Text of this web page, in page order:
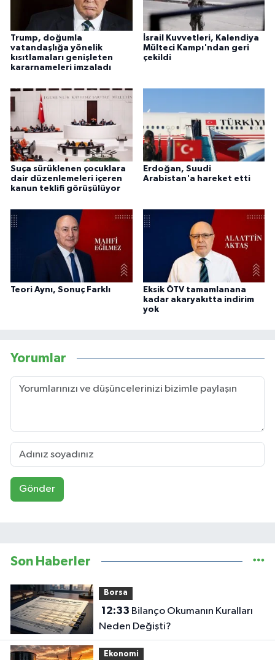
Trump, doğumla
vatandaşlığa yönelik
kısıtlamaları genişleten
kararnameleri imzaladı
İsrail Kuvvetleri, Kalendiya
Mülteci Kampı'ndan geri
çekildi
Suça sürüklenen çocuklara
dair düzenlemeleri içeren
kanun teklifi görüşülüyor
Erdoğan, Suudi
Arabistan'a hareket etti
Teori Aynı, Sonuç Farklı
Eksik ÖTV tamamlanana
kadar akaryakıtta indirim
yok
Yorumlar
Gönder
Son Haberler
Borsa
12:33
Neden Değişti?
Ekonomi